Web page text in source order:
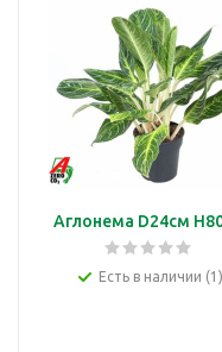
Аглонема D24см
Есть в наличии (1)